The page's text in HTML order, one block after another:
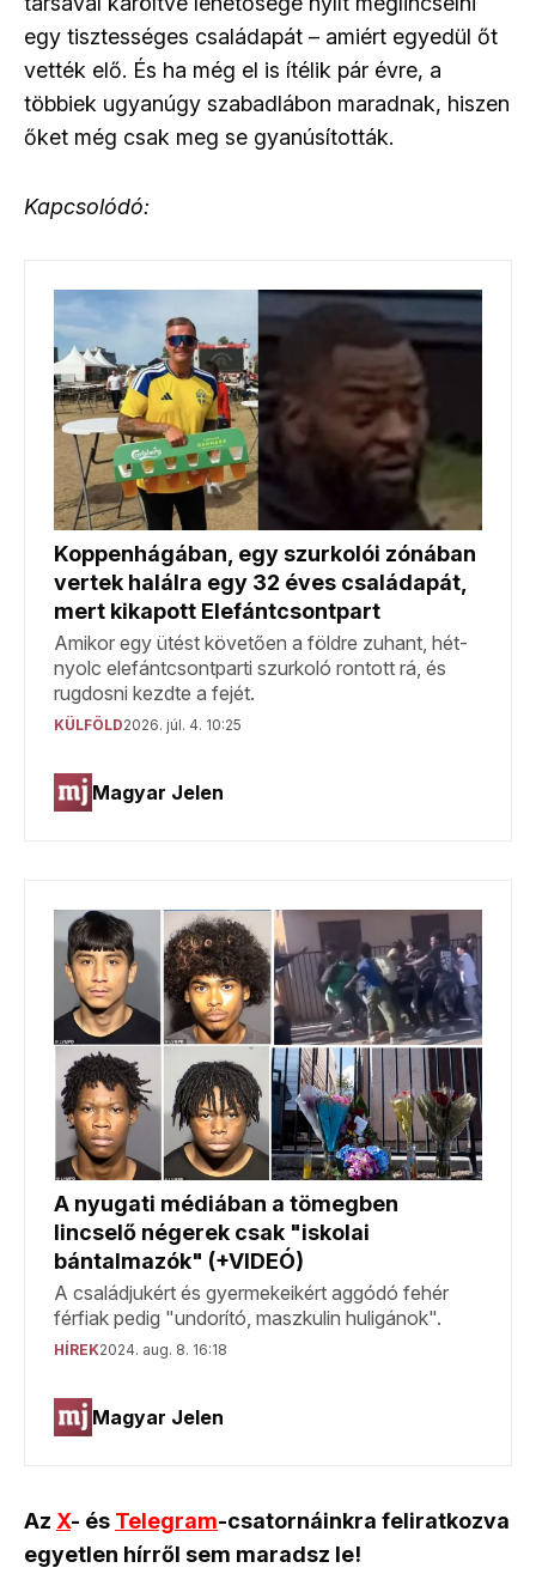
egy tisztességes családapát – amiért egyedül őt
vették elő. És ha még el is ítélik pár évre, a
többiek ugyanúgy szabadlábon maradnak, hiszen
őket még csak meg se gyanúsították.
Kapcsolódó:
Az X- és Telegram-csatornáinkra feliratkozva
egyetlen hírről sem maradsz le!